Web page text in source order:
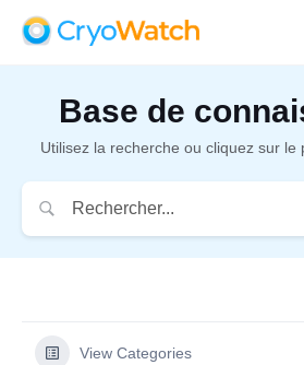
Base de
Utilisez la recherche ou cliquez sur le
View Categories